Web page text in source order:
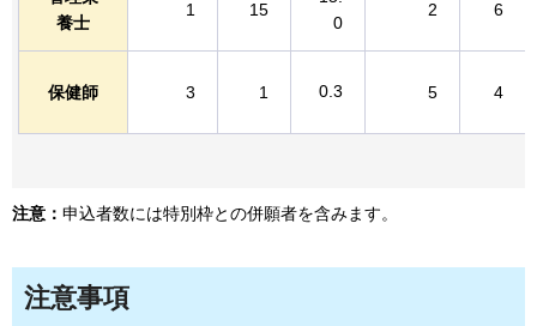
養士
1 15
0
2 6
保健師 3 1 0.3 5 4
注意： 申込者数には特別枠との併願者を含みます。
注意事項